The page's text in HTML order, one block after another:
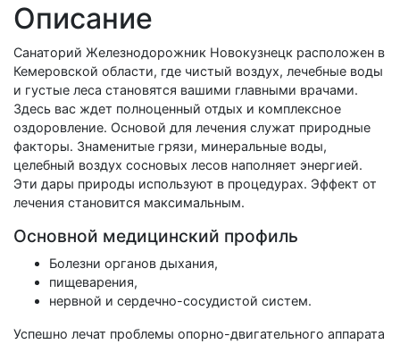
Описание
Санаторий Железнодорожник Новокузнецк расположен в
Кемеровской области, где чистый воздух, лечебные воды
и густые леса становятся вашими главными врачами.
Здесь вас ждет полноценный отдых и комплексное
оздоровление. Основой для лечения служат природные
факторы. Знаменитые грязи, минеральные воды,
целебный воздух сосновых лесов наполняет энергией.
Эти дары природы используют в процедурах. Эффект от
лечения становится максимальным.
Основной медицинский профиль
Болезни органов дыхания,
пищеварения,
нервной и сердечно-сосудистой систем.
Успешно лечат проблемы опорно-двигательного аппарата